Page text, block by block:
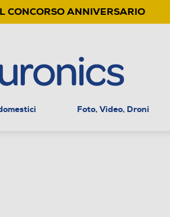
CONCORSO ANNIVERSARIO
Foto, Video, Droni